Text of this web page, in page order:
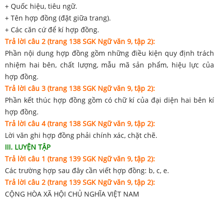
+ Quốc hiệu, tiêu ngữ.
+ Tên hợp đồng (đặt giữa trang).
+ Các căn cứ để kí hợp đồng.
Trả lời câu 2 (trang 138 SGK Ngữ văn 9, tập 2):
Phần nội dung hợp đồng gồm những điều kiện quy định trách
nhiệm hai bên, chất lượng, mẫu mã sản phẩm, hiệu lực của
hợp đồng.
Trả lời câu 3 (trang 138 SGK Ngữ văn 9, tập 2):
Phần kết thúc hợp đồng gồm có chữ kí của đại diện hai bên kí
hợp đồng.
Trả lời câu 4 (trang 138 SGK Ngữ văn 9, tập 2):
Lời văn ghi hợp đồng phải chính xác, chặt chẽ.
III. LUYỆN TẬP
Trả lời câu 1 (trang 139 SGK Ngữ văn 9, tập 2):
Các trường hợp sau đây cần viết hợp đồng: b, c, e.
Trả lời câu 2 (trang 139 SGK Ngữ văn 9, tập 2):
CỘNG HÒA XÃ HỘI CHỦ NGHĨA VIỆT NAM